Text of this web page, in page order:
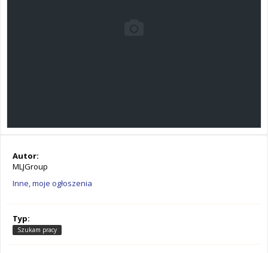
Autor:
MLJGroup
Inne, moje ogłoszenia
Typ:
Szukam pracy